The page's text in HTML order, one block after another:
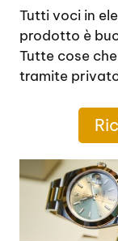
Tutti voci in
prodotto è
Tutte cose
tramite